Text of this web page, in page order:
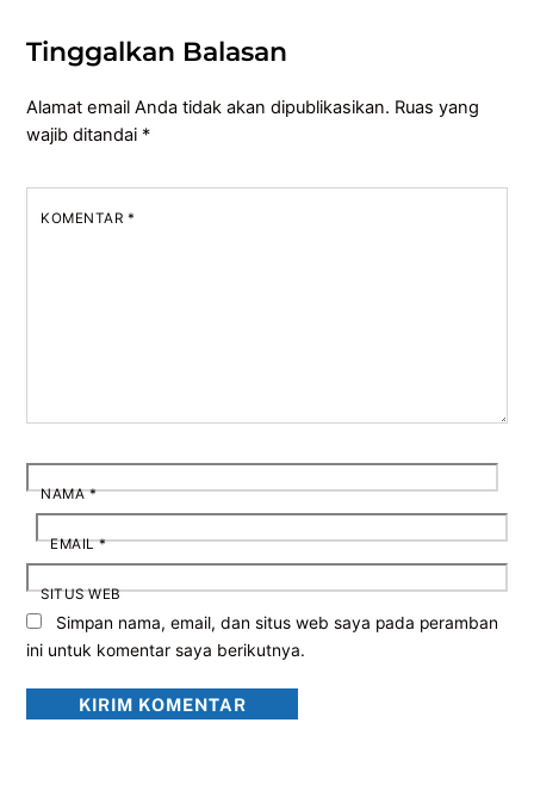
Tinggalkan Balasan
Alamat email Anda tidak akan dipublikasikan. Ruas yang
wajib ditandai *
KOMENTAR *
NAMA*
EMAIL*
SITUS WEB
Simpan nama, email, dan situs web saya pada peramban
ini untuk komentar saya berikutnya.